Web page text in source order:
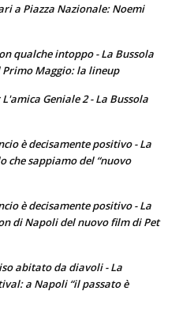
a Piazza Nazionale: Noemi
qualche intoppo - La Bussola
Maggio: la lineup
Geniale 2 - La Bussola
è decisamente positivo - La
che sappiamo del “nuovo
è decisamente positivo - La
di Napoli del nuovo film di Pet
abitato da diavoli - La
a Napoli “il passato è